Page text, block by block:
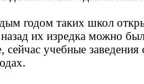
годом таких школ
их изредка можно
сейчас учебные